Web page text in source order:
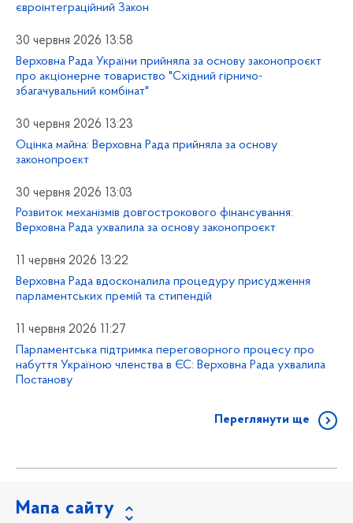
євроінтеграційний Закон
30 червня 2026 13:58
Верховна Рада України прийняла за основу законопроєкт
про акціонерне товариство "Східний гірничо-
збагачувальний комбінат"
30 червня 2026 13:23
Оцінка майна: Верховна Рада прийняла за основу
законопроєкт
30 червня 2026 13:03
Розвиток механізмів довгострокового фінансування:
Верховна Рада ухвалила за основу законопроєкт
11 червня 2026 13:22
Верховна Рада вдосконалила процедуру присудження
парламентських премій та стипендій
11 червня 2026 11:27
Парламентська підтримка переговорного процесу про
набуття Україною членства в ЄС: Верховна Рада ухвалила
Постанову
Переглянути ще
Мапа сайту